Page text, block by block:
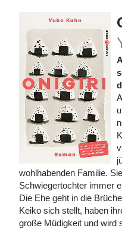
wohlhabenden Familie.
Schwiegertochter immer
Die Ehe geht in die
Keiko sich stellt, haben
große Müdigkeit und wird